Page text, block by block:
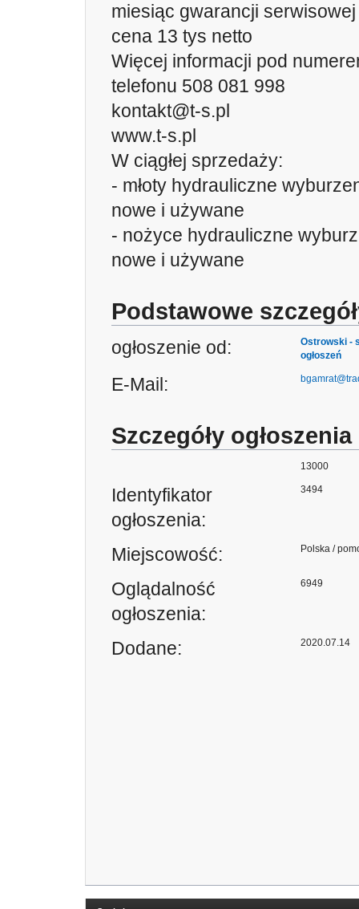
miesiąc gwarancji serwisowej
cena 13 tys netto
Więcej informacji pod
telefonu 508 081 998
kontakt@t-s.pl
www.t-s.pl
W ciągłej sprzedaży:
- młoty hydrauliczne
nowe i używane
- nożyce hydrauliczne
nowe i używane
Podstawowe
ogłoszenie od:
Ostrowski -
ogłoszeń
E-Mail:
Szczegóły ogłoszenia
13000
Identyfikator
ogłoszenia:
3494
Miejscowość: Polska /
Oglądalność
ogłoszenia:
6949
Dodane: 2020.07.14